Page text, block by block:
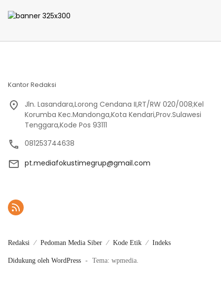
Kantor Redaksi
Jln. Lasandara,Lorong Cendana II,RT/RW 020/008;Kel
Korumba Kec.Mandonga,Kota Kendari,Prov.Sulawesi
Tenggara,Kode Pos 93111
081253744638
pt.mediafokustimegrup@gmail.com
Redaksi Pedoman Media Siber Kode Etik Indeks
Didukung oleh WordPress - Tema: wpmedia.